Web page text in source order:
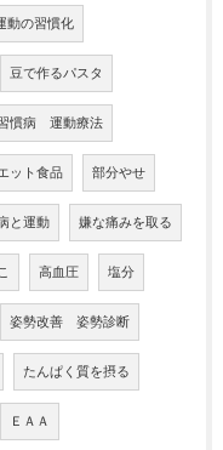
動の習慣化
豆で作るパスタ
慣病 運動療法
ット食品 部分やせ
と運動 嫌な痛みを取る
高血圧 塩分
姿勢改善 姿勢診断
たんぱく質を摂る
ＥＡＡ